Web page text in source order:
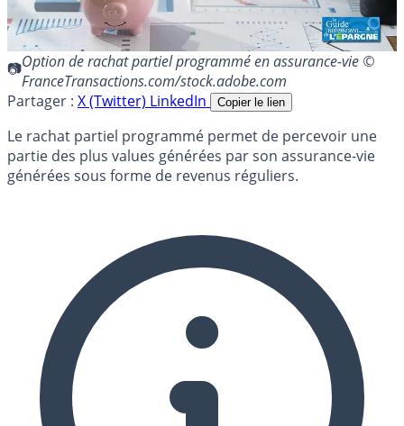
Option de rachat partiel programmé en assurance-vie ©
FranceTransactions.com/stock.adobe.com
Partager : X (Twitter) LinkedIn Copier le lien
Le rachat partiel programmé permet de percevoir une
partie des plus values générées par son assurance-vie
générées sous forme de revenus réguliers.